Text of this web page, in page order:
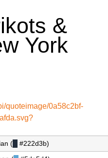
&
York
quoteimage/0a58c2bf-
(
#222d3b)